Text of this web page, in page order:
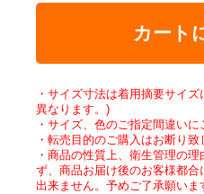
カート
・サイズ寸法は着用摘要サイ
異なります。)
・サイズ、色のご指定間違いに
・転売目的のご購入はお断り致
・商品の性質上、衛生管理の
ず、商品お届け後のお客様都
出来ません。予めご了承願いま